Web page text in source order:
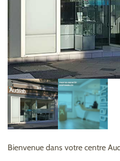
Bienvenue dans votre centre